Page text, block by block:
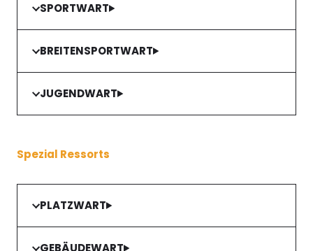
SPORTWART
BREITENSPORTWART
JUGENDWART
Spezial Ressorts
PLATZWART
GEBÄUDEWART